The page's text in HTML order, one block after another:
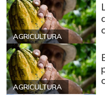
AGRICULTURA
AGRICULTURA